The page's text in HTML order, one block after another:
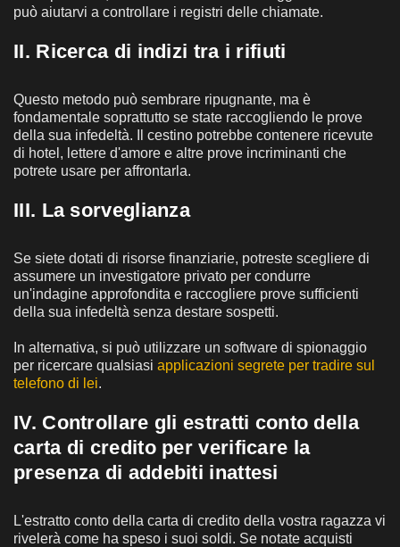
può aiutarvi a controllare i registri delle chiamate.
II. Ricerca di indizi tra i rifiuti
Questo metodo può sembrare ripugnante, ma è
fondamentale soprattutto se state raccogliendo le prove
della sua infedeltà. Il cestino potrebbe contenere ricevute
di hotel, lettere d'amore e altre prove incriminanti che
potrete usare per affrontarla.
III. La sorveglianza
Se siete dotati di risorse finanziarie, potreste scegliere di
assumere un investigatore privato per condurre
un'indagine approfondita e raccogliere prove sufficienti
della sua infedeltà senza destare sospetti.
In alternativa, si può utilizzare un software di spionaggio
per ricercare qualsiasi applicazioni segrete per tradire sul
telefono di lei.
IV. Controllare gli estratti conto della
carta di credito per verificare la
presenza di addebiti inattesi
L'estratto conto della carta di credito della vostra ragazza vi
rivelerà come ha speso i suoi soldi. Se notate acquisti